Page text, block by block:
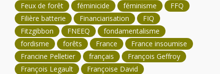
Feux de forêt
féminicide féminisme
FFQ
Filière batterie
Financiarisation
FIQ
Fitzgibbon
FNEEQ
fondamentalisme
fordisme
forêts France
France insoumise
Francine Pelletier
français
François Geffroy
François Legault
Françoise David